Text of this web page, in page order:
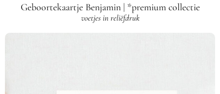
Geboortekaartje Benjamin | *premium collectie
voetjes in reliëfdruk